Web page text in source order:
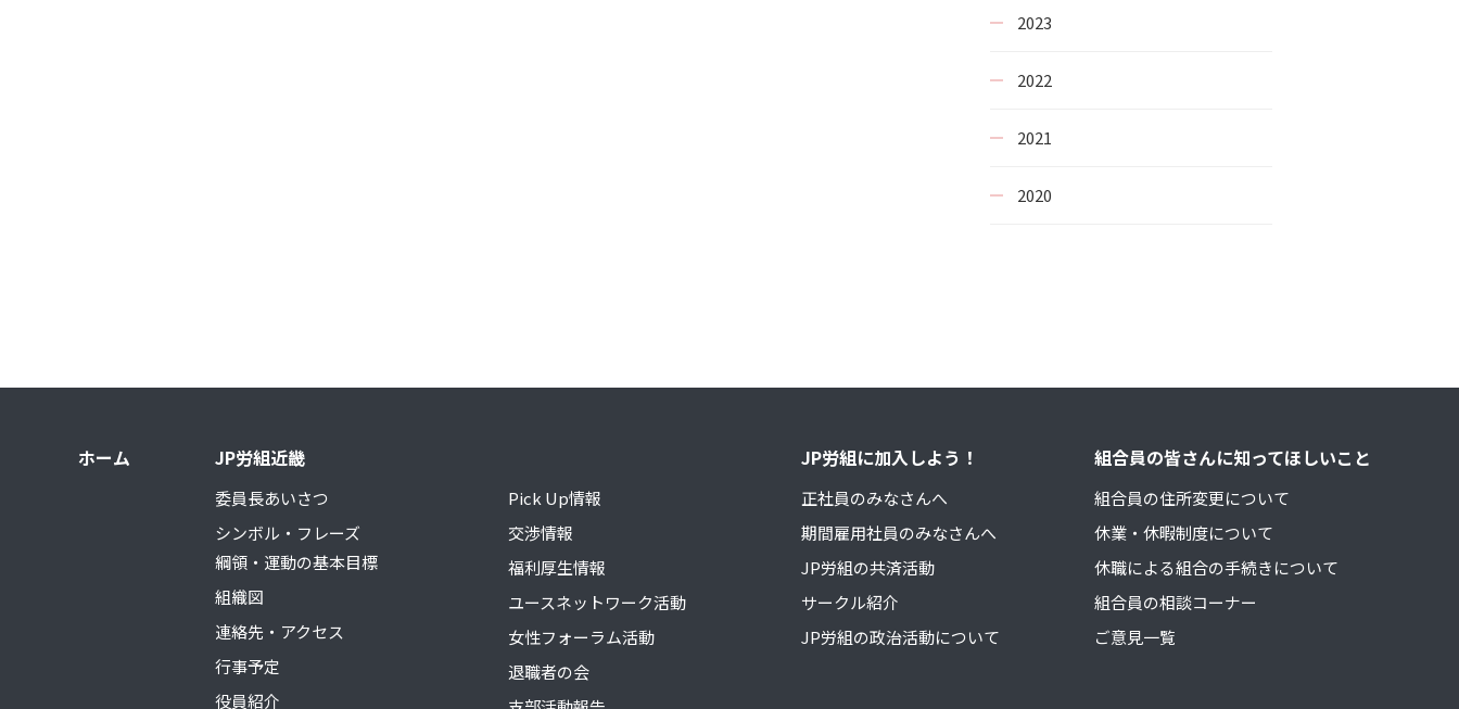
2023
2022
2021
2020
ホーム JP労組近畿
委員長あいさつ
シンボル・フレーズ
綱領・運動の基本目標
組織図
連絡先・アクセス
行事予定
役員紹介
Pick Up情報
交渉情報
福利厚生情報
ユースネットワーク活動
女性フォーラム活動
退職者の会
JP労組に加入しよう！
正社員のみなさんへ
期間雇用社員のみなさんへ
JP労組の共済活動
サークル紹介
JP労組の政治活動について
組合員の皆さんに知ってほしいこと
組合員の住所変更について
休業・休暇制度について
休職による組合の手続きについて
組合員の相談コーナー
ご意見一覧